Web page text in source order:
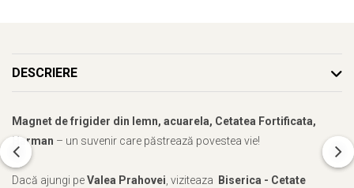
DESCRIERE
Magnet de frigider din lemn, acuarela, Cetatea Fortificata,
Harman – un suvenir care păstrează povestea vie!
Dacă ajungi peValea Prahovei, viziteaza
Biserica - Cetate